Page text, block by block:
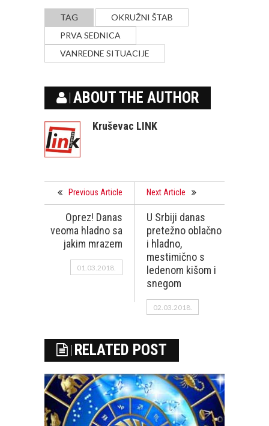
TAG
OKRUŽNI ŠTAB
PRVA SEDNICA
VANREDNE SITUACIJE
ABOUT THE AUTHOR
Kruševac LINK
Previous Article
Oprez! Danas
veoma hladno sa
jakim mrazem
01.03.2018.
Next Article
U Srbiji danas
pretežno oblačno
i hladno,
mestimično s
ledenom kišom i
snegom
02.03.2018.
RELATED POST